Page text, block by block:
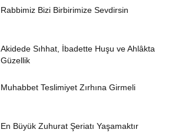
Rabbimiz Bizi Birbirimize Sevdirsin
Akidede Sıhhat, İbadette Huşu ve Ahlâkta
Güzellik
Muhabbet Teslimiyet Zırhına Girmeli
En Büyük Zuhurat Şeriatı Yaşamaktır